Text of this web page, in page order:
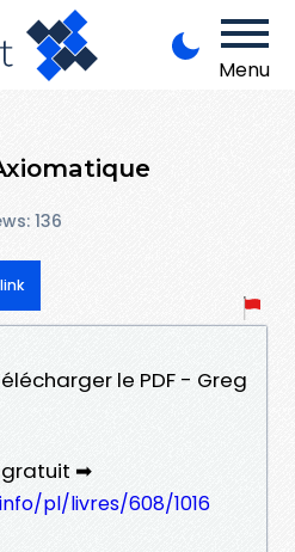
Menu
136
le PDF - Greg
gratuit ➡
pl/livres/608/1016